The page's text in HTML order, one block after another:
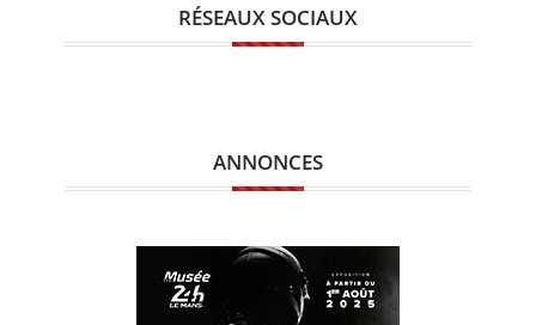
RÉSEAUX SOCIAUX
ANNONCES